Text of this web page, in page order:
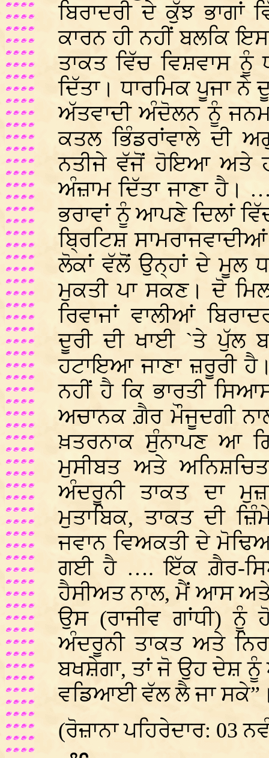
ਬਿਰਾਦਰੀ ਦੇ ਕੁੱਝ ਭਾਗਾਂ
ਕਾਰਨ ਹੀ ਨਹੀਂ ਬਲਕਿ
ਤਾਕਤ ਵਿੱਚ ਵਿਸ਼ਵਾਸ ਨੂੰ
ਦਿੱਤਾ। ਧਾਰਮਿਕ ਪੂਜਾ ਨੇ
ਅੱਤਵਾਦੀ ਅੰਦੋਲਨ ਨੂੰ ਜਨਮ
ਕਤਲ ਭਿੰਡਰਾਂਵਾਲੇ ਦੀ
ਨਤੀਜੇ ਵੱਜੋਂ ਹੋਇਆ ਅਤੇ
ਅੰਜ਼ਾਮ ਦਿੱਤਾ ਜਾਣਾ
ਭਰਾਵਾਂ ਨੂੰ ਆਪਣੇ ਦਿਲਾਂ
ਬ੍ਰਿਟਿਸ਼
ਲੋਕਾਂ ਵੱਲੋਂ ਉਨ੍ਹਾਂ ਦੇ ਮੂਲ
ਮੁਕਤੀ ਪਾ ਸਕਣ। ਦੋ
ਰਿਵਾਜਾਂ ਵਾਲੀਆਂ
ਦੂਰੀ ਦੀ ਖਾਈ `ਤੇ ਪੁੱਲ
ਹਟਾਇਆ ਜਾਣਾ ਜ਼ਰੂਰੀ
ਨਹੀਂ ਹੈ ਕਿ ਭਾਰਤੀ
ਅਚਾਨਕ ਗ਼ੈਰ ਮੌਜੂਦਗੀ
ਖ਼ਤਰਨਾਕ ਸੁੰਨਾਪਣ ਆ
ਮੁਸੀਬਤ ਅਤੇ
ਅੰਦਰੂਨੀ ਤਾਕਤ ਦਾ
ਮੁਤਾਬਿਕ, ਤਾਕਤ ਦੀ
ਜਵਾਨ ਵਿਅਕਤੀ ਦੇ
ਗਈ ਹੈ …. ਇੱਕ ਗ਼ੈਰ-
ਹੈਸੀਅਤ ਨਾਲ, ਮੈਂ ਆਸ ਅਤੇ
ਉਸ (ਰਾਜੀਵ ਗਾਂਧੀ)
ਅੰਦਰੂਨੀ ਤਾਕਤ ਅਤੇ
ਬਖਸ਼ੇਗਾ, ਤਾਂ ਜੋ ਉਹ ਦੇਸ਼
ਵਡਿਆਈ ਵੱਲ ਲੈ ਜਾ
(ਰੋਜ਼ਾਨਾ ਪਹਿਰੇਦਾਰ: 03